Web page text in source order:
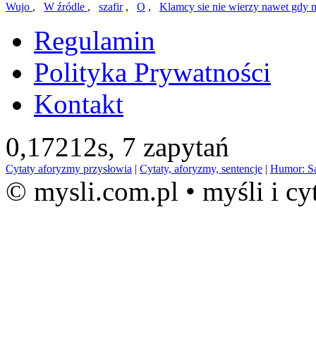
Wujo , W źródle , szafir, O , Klamcy sie nie wierzy nawet gdy
Regulamin
Polityka Prywatności
Kontakt
0,17212s, 7 zapytań
Cytaty aforyzmy przysłowia | Cytaty, aforyzmy, sentencje | Humor:
© mysli.com.pl • myśli i